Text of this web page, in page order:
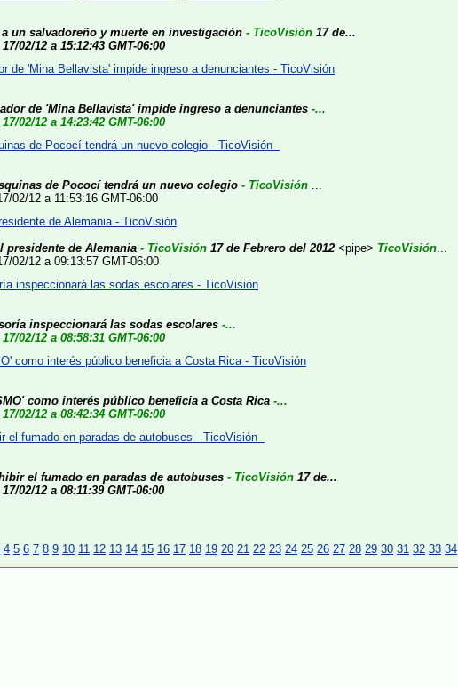
a un salvadoreño y muerte en investigación - TicoVisión 17 de...
02/12 a 15:12:43 GMT-06:00
de 'Mina Bellavista' impide ingreso a denunciantes - TicoVisión
de 'Mina Bellavista' impide ingreso a denunciantes -...
02/12 a 14:23:42 GMT-06:00
de Pococí tendrá un nuevo colegio - TicoVisión
de Pococí tendrá un nuevo colegio - TicoVisión ...
02/12 a 11:53:16 GMT-06:00
de Alemania - TicoVisión
presidente de Alemania - TicoVisión 17 de Febrero del 2012 <pipe> TicoVisión...
02/12 a 09:13:57 GMT-06:00
inspeccionará las sodas escolares - TicoVisión
inspeccionará las sodas escolares -...
02/12 a 08:58:31 GMT-06:00
como interés público beneficia a Costa Rica - TicoVisión
como interés público beneficia a Costa Rica -...
02/12 a 08:42:34 GMT-06:00
el fumado en paradas de autobuses - TicoVisión
el fumado en paradas de autobuses - TicoVisión 17 de...
02/12 a 08:11:39 GMT-06:00
4 5 6 7 8 9 10 11 12 13 14 15 16 17 18 19 20 21 22 23 24 25 26 27 28 29 30 31 32 33 34